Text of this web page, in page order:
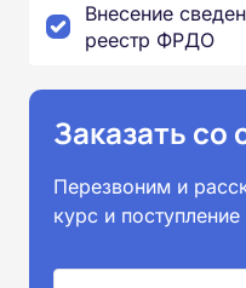
Внесение
реестр ФРДО
Заказать со
Перезвоним и
курс и поступление